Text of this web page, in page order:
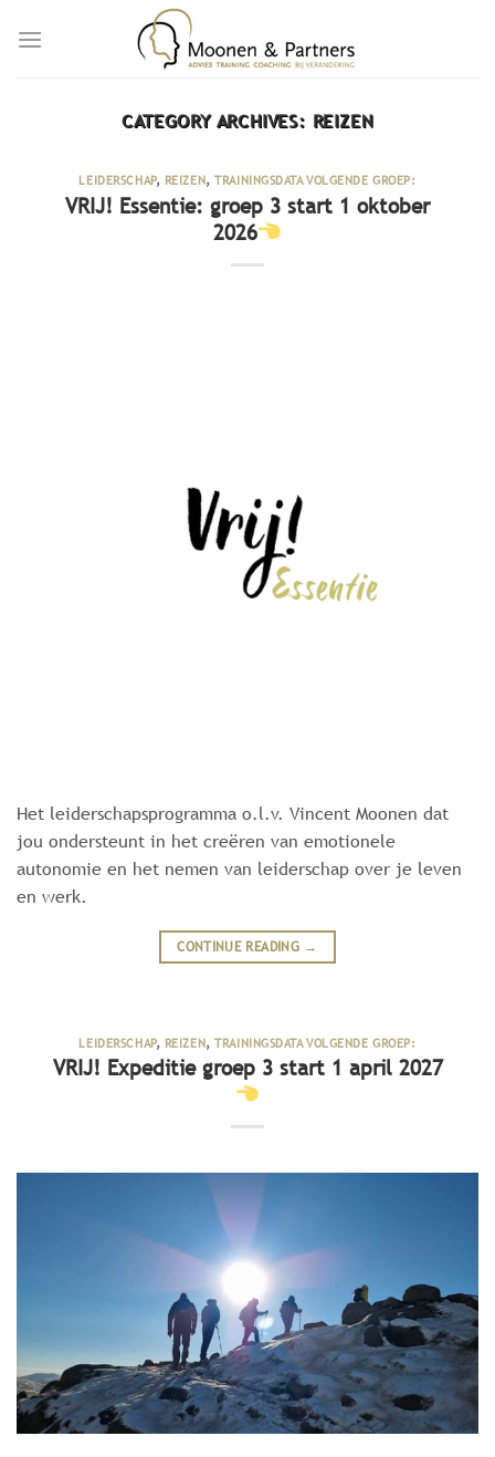
CATEGORY ARCHIVES: REIZEN
LEIDERSCHAP, REIZEN,TRAININGSDATA VOLGENDE GROEP:
VRIJ! Essentie: groep 3 start 1 oktober
2026
Het leiderschapsprogramma o.l.v. Vincent Moonen dat
jou ondersteunt in het creëren van emotionele
autonomie en het nemen van leiderschap over je leven
en werk.
CONTINUE READING →
LEIDERSCHAP, REIZEN,TRAININGSDATA VOLGENDE GROEP:
VRIJ! Expeditie groep 3 start 1 april 2027